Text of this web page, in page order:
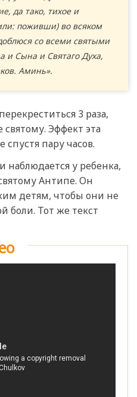
да тако, тихое и
поживши) во всяком
со всеми святыми
и Сына и Святаго Духа,
Аминь».
3 раза,
Эффект эта
спустя пару часов.
наблюдается у ребенка,
Антипе. Он
детям, чтобы они не
боли. Тот же текст